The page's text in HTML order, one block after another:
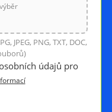
JPEG, PNG, TXT, DOC,
údajů pro